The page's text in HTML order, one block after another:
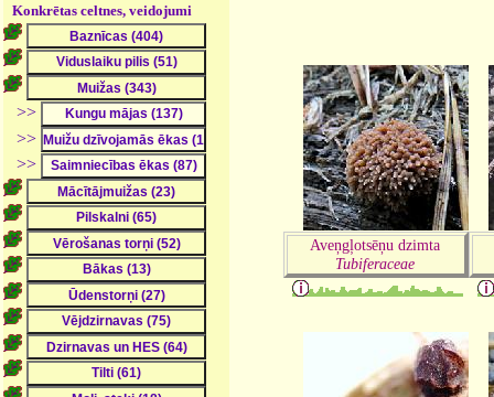
Konkrētas celtnes, veidojumi
>>
>>
>>
Aveņgļotsēņu dzimta
Tubiferaceae